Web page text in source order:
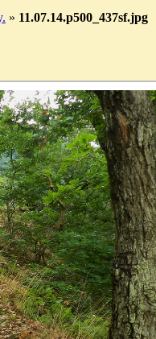
» 11.07.14.p500_437sf.jpg